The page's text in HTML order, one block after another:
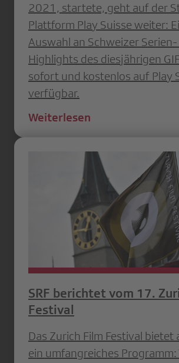
2021, startete, geht auf der
Plattform Play Suisse weiter:
Auswahl an Schweizer
Highlights des diesjährigen
sofort und kostenlos auf Play
verfügbar.
Weiterlesen
SRF berichtet vom 17.
Festival
Das Zurich Film Festival bietet
ein umfangreiches Programm: